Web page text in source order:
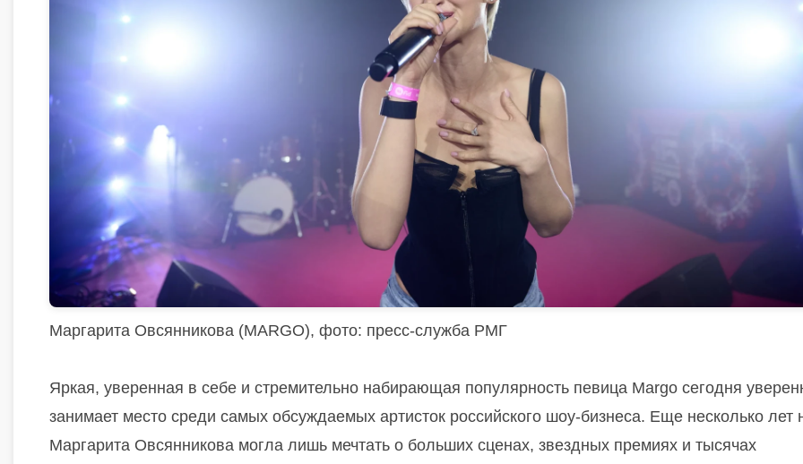
Маргарита Овсянникова (MARGO), фото: пресс-служба РМГ
Яркая, уверенная в себе и стремительно набирающая популярность певица Margo сегодня
занимает место среди самых обсуждаемых артисток российского шоу-бизнеса. Еще несколько лет
Маргарита Овсянникова могла лишь мечтать о больших сценах, звездных премиях и тысячах